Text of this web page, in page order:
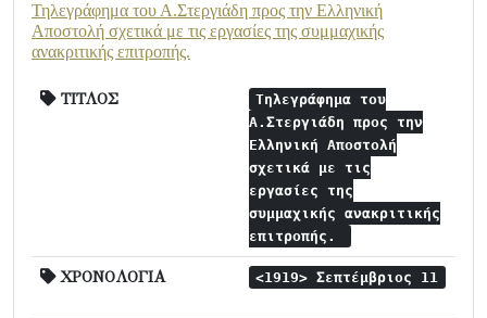
Τηλεγράφημα του Α.Στεργιάδη προς την Ελληνική
Αποστολή σχετικά με τις εργασίες της συμμαχικής
ανακριτικής επιτροπής.
ΤΙΤΛΟΣ
Τηλεγράφημα του
Α.Στεργιάδη προς την
Ελληνική Αποστολή
σχετικά με τις
εργασίες της
συμμαχικής ανακριτικής
επιτροπής.
ΧΡΟΝΟΛΟΓΙΑ <1919> Σεπτέμβριος 11